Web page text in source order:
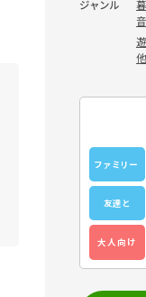
ジャンル
ファミリー
友達と
大人向け